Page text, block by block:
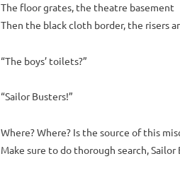
The floor grates, the theatre basement
Then the black cloth border, the risers
“The boys’ toilets?”
“Sailor Busters!”
Where? Where? Is the source of this
Make sure to do thorough search, Sailor